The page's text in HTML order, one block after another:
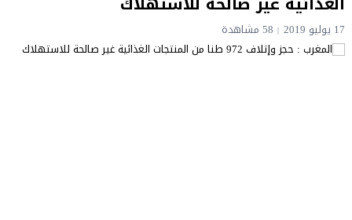
17 يوليو 2019 58 مشاهدة